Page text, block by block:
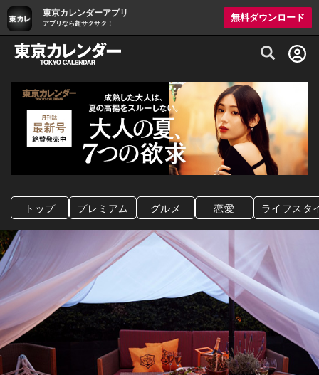
東京カレンダーアプリ
アプリなら超サクサク！
無料ダウンロード
グルメ情報・プレミアムレストラン予約
トップ プレミアム グルメ 恋愛 ライフスタ